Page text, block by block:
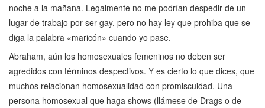
noche a la mañana. Legalmente no me podrían despedir de un
lugar de trabajo por ser gay, pero no hay ley que prohiba que se
diga la palabra «maricón» cuando yo pase.
Abraham, aún los homosexuales femeninos no deben ser
agredidos con términos despectivos. Y es cierto lo que dices, que
muchos relacionan homosexualidad con promiscuidad. Una
persona homosexual que haga shows (llámese de Drags o de